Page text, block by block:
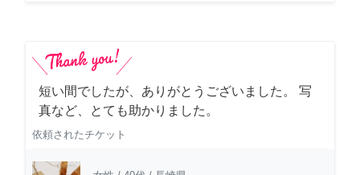
短い間でしたが、ありがとうございました。 写
真など、とても助かりました。
依頼されたチケット